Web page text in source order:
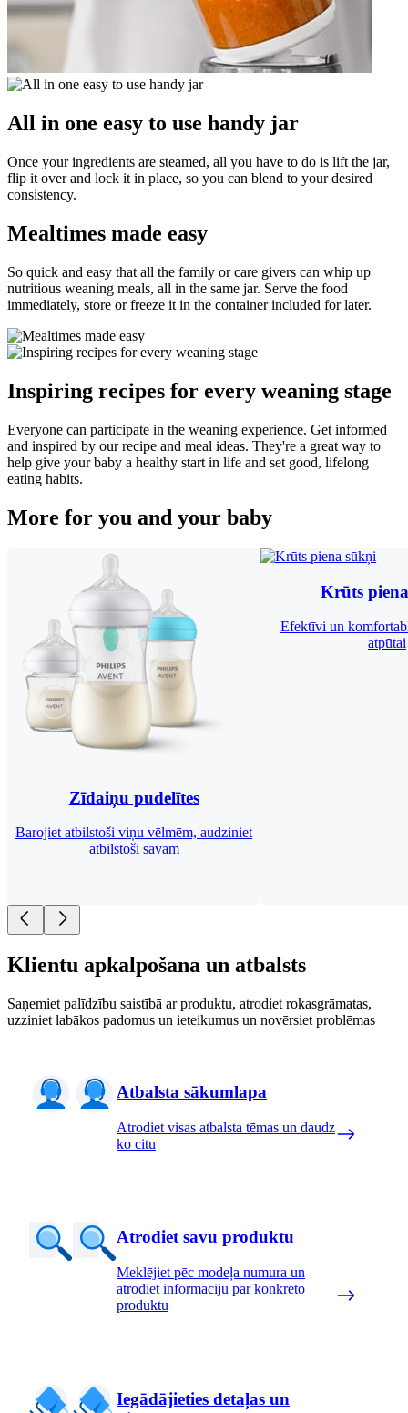
All in one easy to use handy jar
Once your ingredients are steamed, all you have to do is lift the jar,
flip it over and lock it in place, so you can blend to your desired
consistency.
Mealtimes made easy
So quick and easy that all the family or care givers can whip up
nutritious weaning meals, all in the same jar. Serve the food
immediately, store or freeze it in the container included for later.
Inspiring recipes for every weaning stage
Everyone can participate in the weaning experience. Get informed
and inspired by our recipe and meal ideas. They're a great way to
help give your baby a healthy start in life and set good, lifelong
eating habits.
More for you and your baby
Zīdaiņu pudelītes
Barojiet atbilstoši viņu vēlmēm, audziniet
atbilstoši savām
Krūts
Efektīvi un
atpūtai
Klientu apkalpošana un atbalsts
Saņemiet palīdzību saistībā ar produktu, atrodiet rokasgrāmatas,
uzziniet labākos padomus un ieteikumus un novērsiet problēmas
Atbalsta sākumlapa
Atrodiet visas atbalsta tēmas un daudz
ko citu
Atrodiet savu produktu
Meklējiet pēc modeļa numura un
atrodiet informāciju par konkrēto
produktu
Iegādājieties detaļas un